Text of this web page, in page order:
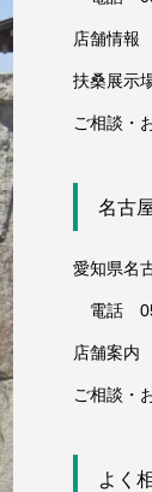
店舗情報
扶桑展示
ご相談・
名古
愛知県名
電話
店舗案内
ご相談・
よく